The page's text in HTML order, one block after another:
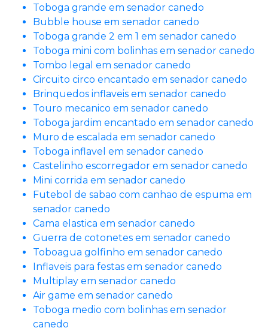
Toboga grande em senador canedo
Bubble house em senador canedo
Toboga grande 2 em 1 em senador canedo
Toboga mini com bolinhas em senador canedo
Tombo legal em senador canedo
Circuito circo encantado em senador canedo
Brinquedos inflaveis em senador canedo
Touro mecanico em senador canedo
Toboga jardim encantado em senador canedo
Muro de escalada em senador canedo
Toboga inflavel em senador canedo
Castelinho escorregador em senador canedo
Mini corrida em senador canedo
Futebol de sabao com canhao de espuma em
senador canedo
Cama elastica em senador canedo
Guerra de cotonetes em senador canedo
Toboagua golfinho em senador canedo
Inflaveis para festas em senador canedo
Multiplay em senador canedo
Air game em senador canedo
Toboga medio com bolinhas em senador
canedo